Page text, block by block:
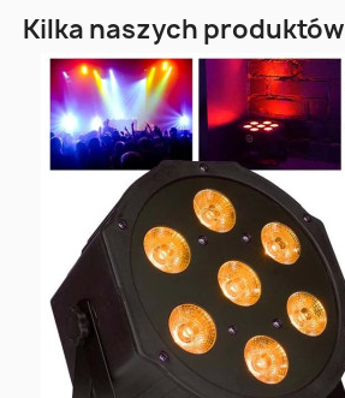
Kilka naszych produktów